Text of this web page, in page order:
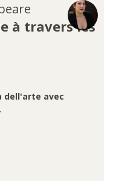
à travers les
dell'arte avec